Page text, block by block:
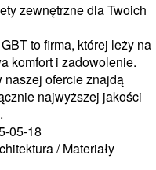
zewnętrzne dla Twoich
to firma, której leży na
komfort i zadowolenie.
naszej ofercie znajdą
najwyższej jakości
05-18
/ Materiały